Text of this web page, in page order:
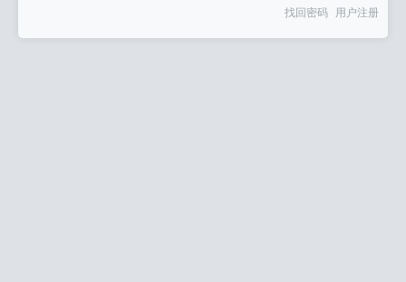
找回密码 用户注册